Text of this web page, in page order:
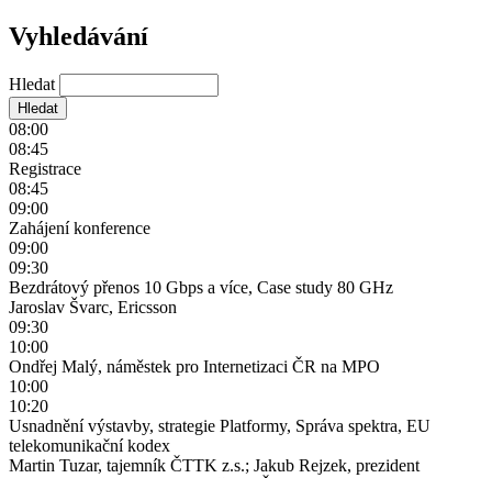
Vyhledávání
Hledat
08:00
08:45
Registrace
08:45
09:00
Zahájení konference
09:00
09:30
Bezdrátový přenos 10 Gbps a více, Case study 80 GHz
Jaroslav Švarc, Ericsson
09:30
10:00
Ondřej Malý, náměstek pro Internetizaci ČR na MPO
10:00
10:20
Usnadnění výstavby, strategie Platformy, Správa spektra, EU
telekomunikační kodex
Martin Tuzar, tajemník ČTTK z.s.; Jakub Rejzek, prezident